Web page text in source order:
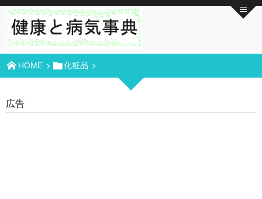
HOME 化粧品
広告